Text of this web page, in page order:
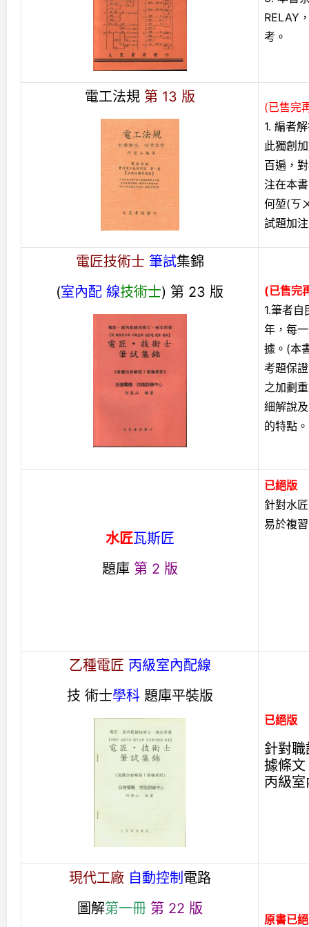
RELAY
考。
電工法規 第 13 版
(已售完
1. 編者
此獨創
百遍，
注在本
何堃(ㄎ
試題加
電匠技術士 筆試集錦
(室內配 線技術士) 第 23 版
(已售完
1.筆者
年，每
據。(本
考題保
之加劃
細解說
的特點。
水匠瓦斯匠
題庫 第 2 版
已絕版
針對水
易於複
乙種電匠 丙級室內配線
技 術士學科題庫平裝版
已絕版
針對
據條
丙級
現代工廠 自動控制 電路
圖解第一冊 第 22 版
原書已